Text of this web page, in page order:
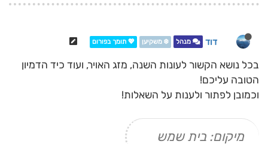
דוד מנהל ❄️ משקיען 💖 תומך בפורום
בכל נושא הקשור לעונות השנה, מזג האויר, ועוד כיד הדמיון
הטובה עליכם!
וכמובן לפתור ולענות על השאלות!
מיקום: בית שמש